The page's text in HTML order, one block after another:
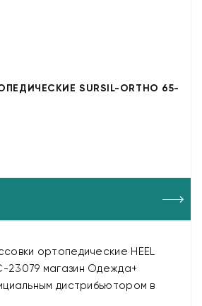
SURSIL-ORTHO 65-